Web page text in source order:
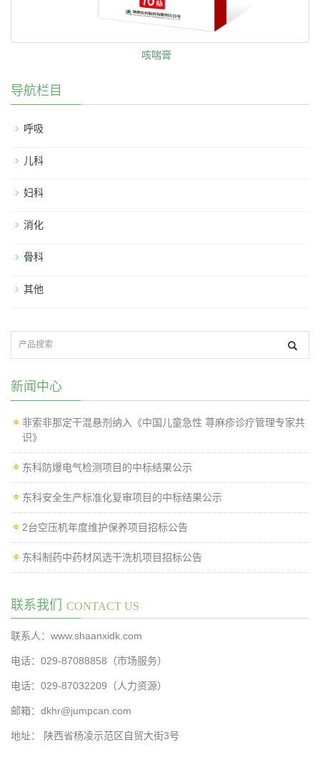
咳喘膏
导航栏目
呼吸
儿科
妇科
消化
骨科
其他
新闻中心
非索非那定干混悬剂纳入《中国儿童急性 荨麻疹诊疗管理专家共
识》
东科防爆电气检测项目的中标结果公示
东科安全生产标准化复审项目的中标结果公示
2台空压机年度维护保养项目招标公告
东科制药中药材风选干洗机项目招标公告
联系我们 CONTACT US
联系人：www.shaanxidk.com
电话：029-87088858（市场服务）
电话：029-87032209（人力资源）
邮箱：dkhr@jumpcan.com
地址： 陕西省杨凌示范区自贸大街3号